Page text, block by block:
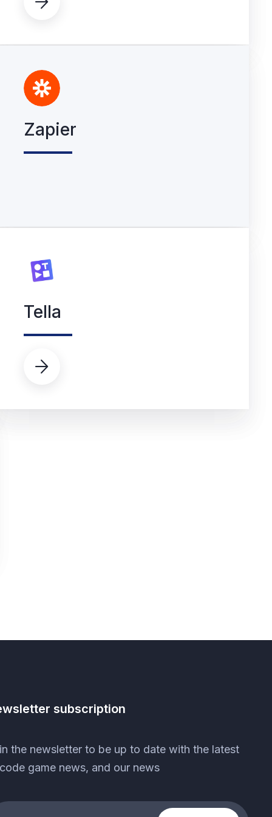
Zapier
Tella

subscription
the newsletter to be up to date with the latest
game news, and our news